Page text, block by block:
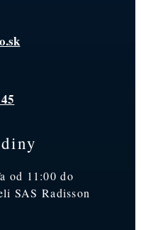
od 11:00 do
SAS Radisson